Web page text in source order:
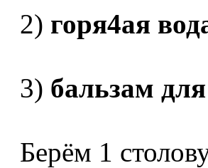
2) горя4ая
3) бальзам
Берём 1